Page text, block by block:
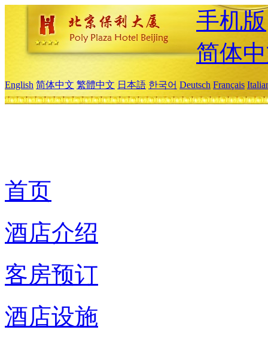
手机版
简体
English 简体中文 繁體中文 日本語 한국어 Deutsch Français
首页
酒店介绍
客房预订
酒店设施